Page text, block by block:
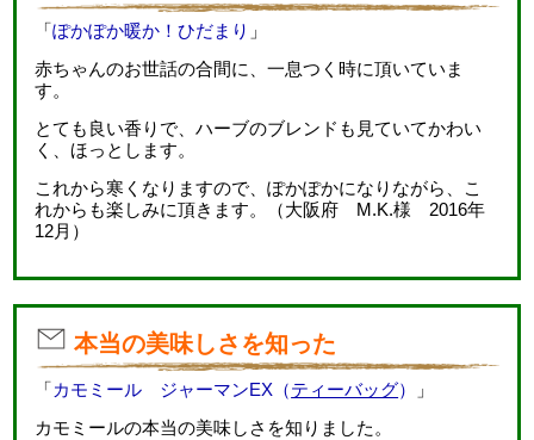
「ぽかぽか暖か！ひだまり 」
赤ちゃんのお世話の合間に、一息つく時に頂いていま
す。
とても良い香りで、ハーブのブレンドも見ていてかわい
く、ほっとします。
これから寒くなりますので、ぽかぽかになりながら、こ
れからも楽しみに頂きます。（大阪府 M.K.様 2016年
12月）
本当の美味しさを知った
「カモミール ジャーマンEX（ティーバッグ）
」
カモミールの本当の美味しさを知りました。